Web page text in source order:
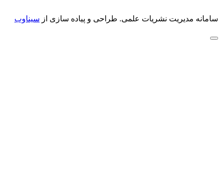
سامانه مدیریت نشریات علمی. طراحی و پیاده سازی از سیناوب